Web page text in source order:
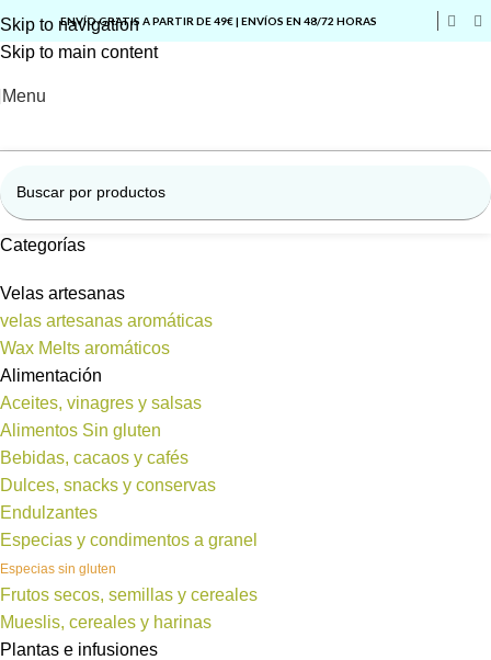
Skip to navigation
Skip to main content
ENVÍO GRATIS A PARTIR DE 49€ | ENVÍOS EN 48/72 HORAS
Menu
Categorías
Velas artesanas
velas artesanas aromáticas
Wax Melts aromáticos
Alimentación
Aceites, vinagres y salsas
Alimentos Sin gluten
Bebidas, cacaos y cafés
Dulces, snacks y conservas
Endulzantes
Especias y condimentos a granel
Especias sin gluten
Frutos secos, semillas y cereales
Mueslis, cereales y harinas
Plantas e infusiones